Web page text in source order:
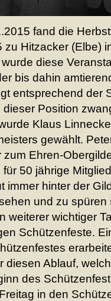
fand die
Hitzacker (Elbe)
diese
bis dahin
entsprechend der
Position
Klaus
gewählt.
Ehren-
50 jährige
immer hinter der
und zu
weiterer wichtiger
Schützenfeste.
diesen Ablauf,
des
in den